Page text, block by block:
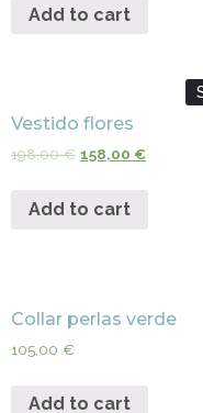
Add to cart
Vestido flores
198,00€ 158,00 €
Add to cart
Collar perlas verde
105,00 €
Add to cart